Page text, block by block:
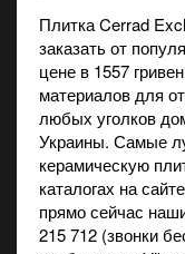
Плитка Cerrad
заказать от
цене в 1557
материалов для
любых уголков
Украины. Самые
керамическую
каталогах на
прямо сейчас
215 712 (звонки